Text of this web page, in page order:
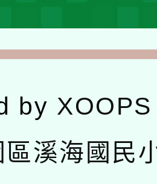
by XOOPS
區溪海國民